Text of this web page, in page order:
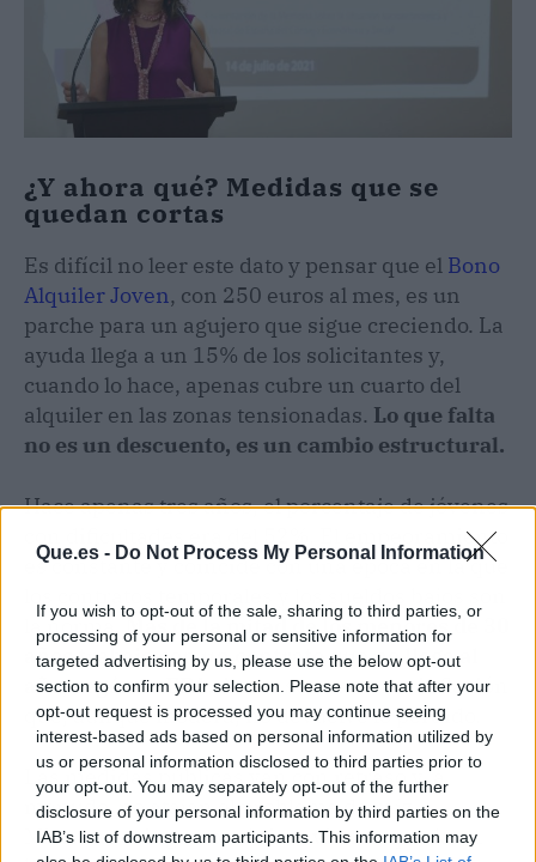
Que.es - Do Not Process My Personal Information
If you wish to opt-out of the sale, sharing to third parties, or
processing of your personal or sensitive information for
targeted advertising by us, please use the below opt-out
section to confirm your selection. Please note that after your
opt-out request is processed you may continue seeing
interest-based ads based on personal information utilized by
us or personal information disclosed to third parties prior to
your opt-out. You may separately opt-out of the further
disclosure of your personal information by third parties on the
IAB’s list of downstream participants. This information may
¿Y ahora qué? Medidas que se
quedan cortas
Es difícil no leer este dato y pensar que el Bono
Alquiler Joven, con 250 euros al mes, es un
parche para un agujero que sigue creciendo. La
ayuda llega a un 15% de los solicitantes y,
cuando lo hace, apenas cubre un cuarto del
alquiler en las zonas tensionadas. Lo que falta
no es un descuento, es un cambio estructural.
Hace apenas tres años, el porcentaje de jóvenes
con dificultades era del 52%. El empeoramiento
es constante y coincide con una época en la que
la norma.Más de la mitad de los menores de 30
años trabaja con un contrato que no llega al
año, según la EPA.A esto se suma una inflación
que, aunque modera, no devuelve lo perdido.
Las medidas públicas van con retraso y, a
menudo, no atajan el problema de raíz.
Mientras el ingreso mínimo vital se queda en